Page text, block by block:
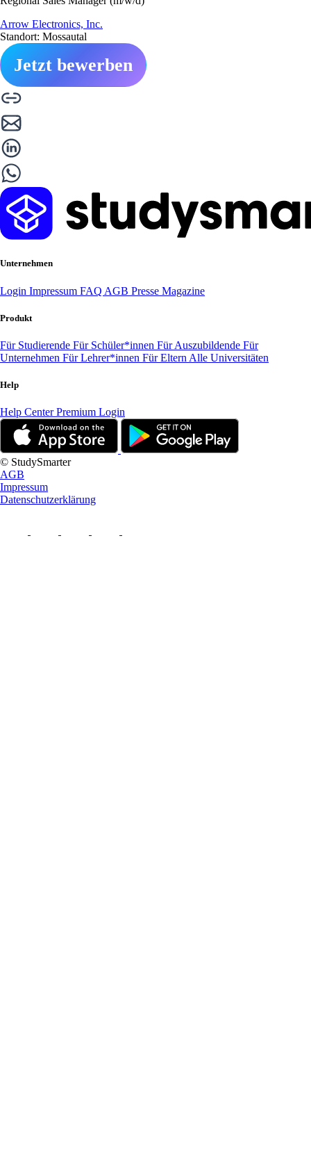
Arrow Electronics, Inc.
Standort: Mossautal
Jetzt bewerben
Unternehmen
Login Impressum FAQ AGB Presse Magazine
Produkt
Für Studierende Für Schüler*innen Für Auszubildende Für
Unternehmen Für Lehrer*innen Für Eltern Alle Universitäten
Help
Help CenterPremium Login
© StudySmarter
AGB
Impressum
Datenschutzerklärung